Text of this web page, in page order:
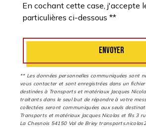
En cochant cette case, j'accepte
particulières ci-dessous **
ENVOYER
** Les données personnelles communiquées sont
vous contacter et sont enregistrées dans un
destinées à Transports et matériaux Jacques
traitants dans le seul but de répondre à votre
collectées seront communiquées aux seuls
Transports et matériaux Jacques Nicolas et fils 3
La Chesnois 54150 Val de Briey